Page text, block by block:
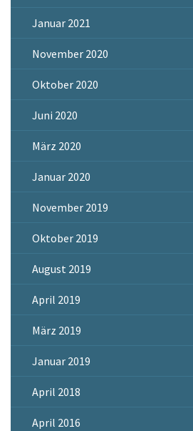
Januar 2021
November 2020
Oktober 2020
Juni 2020
März 2020
Januar 2020
November 2019
Oktober 2019
August 2019
April 2019
März 2019
Januar 2019
April 2018
April 2016